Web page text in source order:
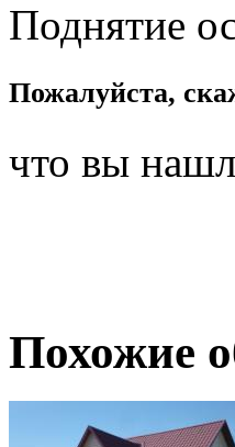
Поднятие
Пожалуйста,
что вы
Похожие